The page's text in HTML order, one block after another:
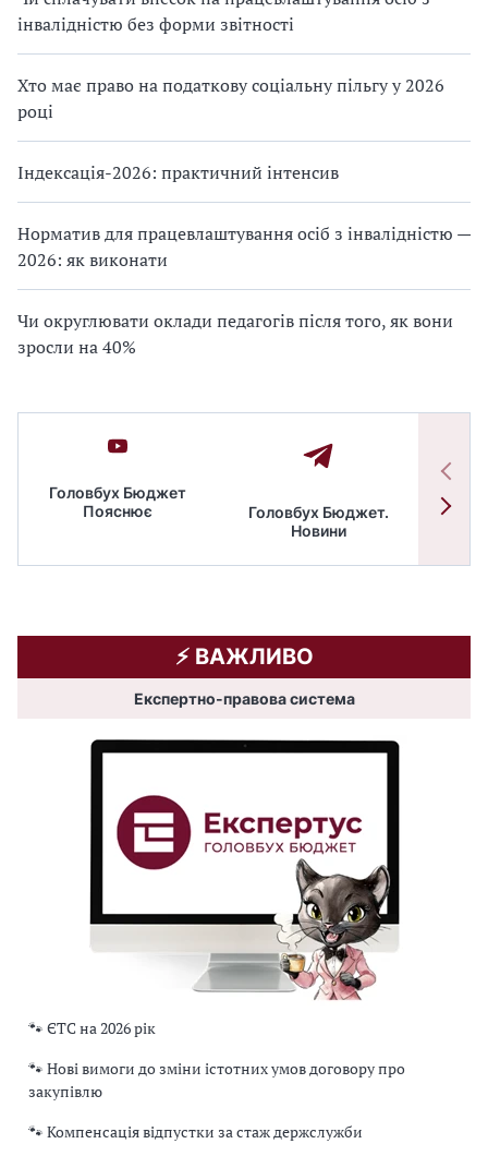
інвалідністю без форми звітності
Хто має право на податкову соціальну пільгу у 2026
році
Індексація-2026: практичний інтенсив
Норматив для працевлаштування осіб з інвалідністю —
2026: як виконати
Чи округлювати оклади педагогів після того, як вони
зросли на 40%
Головбух Бюджет
Пояснює
Головбух Бюджет.
Новини
⚡️ ВАЖЛИВО
Експертно-правова система
🐾 ЄТС на 2026 рік
🐾 Нові вимоги до зміни істотних умов договору про
закупівлю
🐾 Компенсація відпустки за стаж держслужби